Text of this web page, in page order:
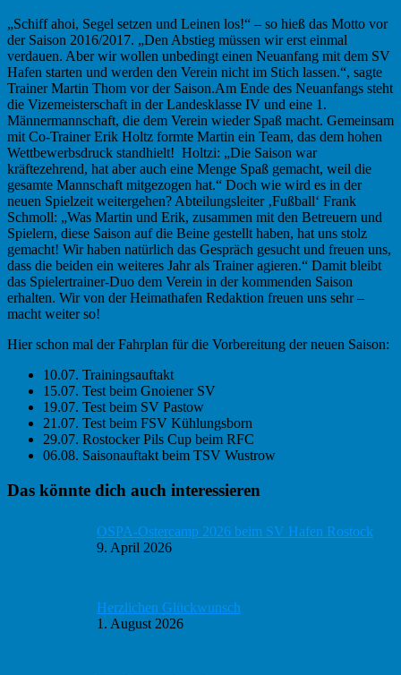
„Schiff ahoi, Segel setzen und Leinen los!“ – so hieß das Motto vor
der Saison 2016/2017. „Den Abstieg müssen wir erst einmal
verdauen. Aber wir wollen unbedingt einen Neuanfang mit dem SV
Hafen starten und werden den Verein nicht im Stich lassen.“, sagte
Trainer Martin Thom vor der Saison.Am Ende des Neuanfangs steht
die Vizemeisterschaft in der Landesklasse IV und eine 1.
Männermannschaft, die dem Verein wieder Spaß macht. Gemeinsam
mit Co-Trainer Erik Holtz formte Martin ein Team, das dem hohen
Wettbewerbsdruck standhielt! Holtzi: „Die Saison war
kräftezehrend, hat aber auch eine Menge Spaß gemacht, weil die
gesamte Mannschaft mitgezogen hat.“ Doch wie wird es in der
neuen Spielzeit weitergehen? Abteilungsleiter ‚Fußball‘ Frank
Schmoll: „Was Martin und Erik, zusammen mit den Betreuern und
Spielern, diese Saison auf die Beine gestellt haben, hat uns stolz
gemacht! Wir haben natürlich das Gespräch gesucht und freuen uns,
dass die beiden ein weiteres Jahr als Trainer agieren.“ Damit bleibt
das Spielertrainer-Duo dem Verein in der kommenden Saison
erhalten. Wir von der Heimathafen Redaktion freuen uns sehr –
macht weiter so!
Hier schon mal der Fahrplan für die Vorbereitung der neuen Saison:
10.07. Trainingsauftakt
15.07. Test beim Gnoiener SV
19.07. Test beim SV Pastow
21.07. Test beim FSV Kühlungsborn
29.07. Rostocker Pils Cup beim RFC
06.08. Saisonauftakt beim TSV Wustrow
Haupt-
Das könnte dich auch interessieren
OSPA-Ostercamp 2026 beim SV Hafen Rostock
9. April 2026
Herzlichen Glückwunsch
1. August 2026